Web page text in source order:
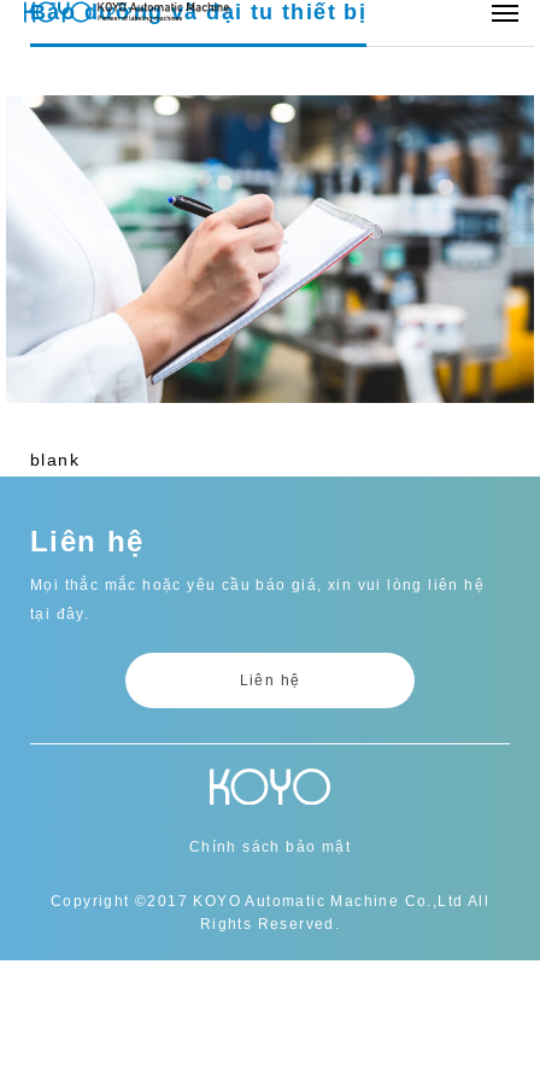
Bảo dưỡng và đại tu thiết bị
blank
Liên hệ
Mọi thắc mắc hoặc yêu cầu báo giá, xin vui lòng liên hệ
tại đây.
Liên hệ
Chính sách bảo mật
Copyright ©2017 KOYO Automatic Machine Co.,Ltd All
Rights Reserved.